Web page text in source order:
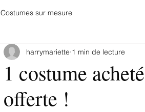
Costumes sur mesure
1 costume
offerte !
harrymariette 1 min de lecture